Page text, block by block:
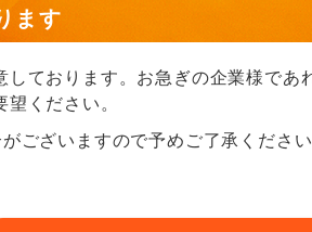
ます
ております。お急ぎの企業様であ
ください。
ございますので予めご了承ください